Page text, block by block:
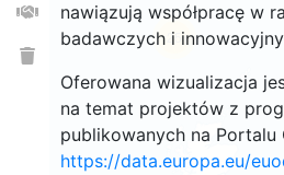
nawiązują współpracę w
badawczych i
Oferowana wizualizacja
na temat projektów z
publikowanych na
https://data.europa.eu/
25